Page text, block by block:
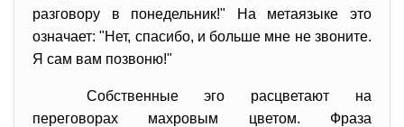
разговору в понедельник!" На метаязыке это
означает: "Нет, спасибо, и больше мне не звоните.
Я сам вам позвоню!"
Собственные эго расцветают на
переговорах махровым цветом. Фраза